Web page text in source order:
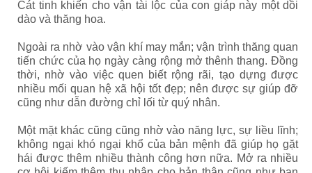
Cát tinh khiến cho vận tài lộc của con giáp này một dồi
dào và thăng hoa.
Ngoài ra nhờ vào vận khí may mắn; vận trình thăng quan
tiến chức của họ ngày càng rộng mở thênh thang. Đồng
thời, nhờ vào việc quen biết rộng rãi, tạo dựng được
nhiều mối quan hệ xã hội tốt đẹp; nên được sự giúp đỡ
cũng như dẫn đường chỉ lối từ quý nhân.
Một mặt khác cũng cũng nhờ vào năng lực, sự liều lĩnh;
không ngại khó ngại khổ của bản mệnh đã giúp họ gặt
hái được thêm nhiều thành công hơn nữa. Mở ra nhiều